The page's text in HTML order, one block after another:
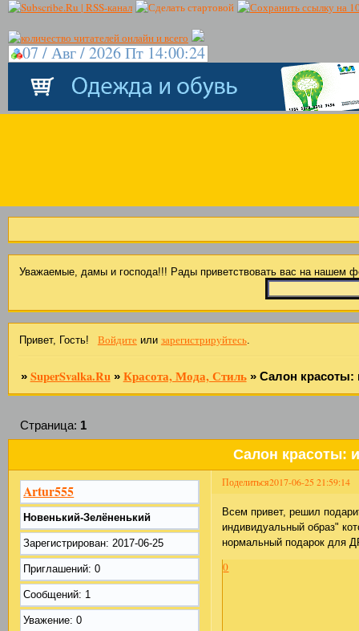
07 / Авг / 2026 Пт 14:00:24
Уважаемые, дамы и господа!!! Рады приветствовать вас на
Привет, Гость! Войдитеили зарегистрируйтесь.
» SuperSvalka.Ru » Красота, Мода, Стиль » Салон красоты:
Салон красоты:
Страница: 1
Поделиться2017-06-25 21:59:14
Artur555
Новенький-Зелёненький
Зарегистрирован: 2017-06-25
Приглашений: 0
Сообщений: 1
Уважение: 0
Всем привет, решил
индивидуальный образ"
нормальный подарок для
0